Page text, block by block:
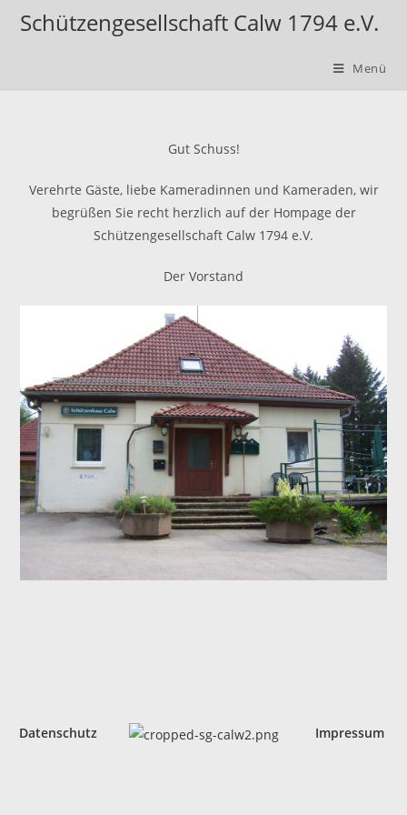
Schützengesellschaft Calw 1794 e.V.
Menü
Gut Schuss!
Verehrte Gäste, liebe Kameradinnen und Kameraden, wir
begrüßen Sie recht herzlich auf der Hompage der
Schützengesellschaft Calw 1794 e.V.
Der Vorstand
Datenschutz Impressum